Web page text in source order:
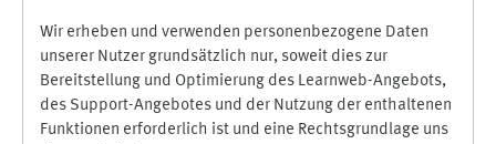
Wir erheben und verwenden personenbezogene Daten
unserer Nutzer grundsätzlich nur, soweit dies zur
Bereitstellung und Optimierung des Learnweb-Angebots,
des Support-Angebotes und der Nutzung der enthaltenen
Funktionen erforderlich ist und eine Rechtsgrundlage uns